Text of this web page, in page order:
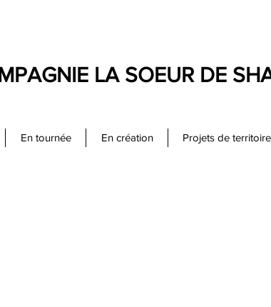
LA SOEUR DE
En tournée En création Projets de territoire